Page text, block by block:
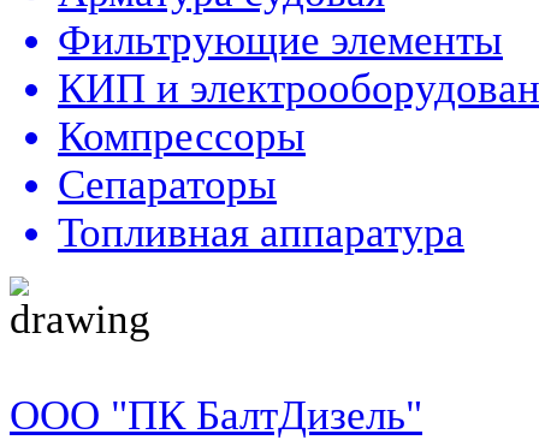
Фильтрующие элементы
КИП и
Компрессоры
Сепараторы
Топливная аппаратура
ООО "ПК БалтДизель"